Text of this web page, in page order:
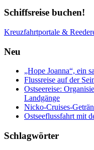
Schiffsreise buchen!
Kreuzfahrtportale &
Neu
„Hope Joanna“, ein
Flussreise auf der
Ostseereise:
Landgänge
Nicko-Cruises-
Ostseeflussfahrt mit
Schlagwörter